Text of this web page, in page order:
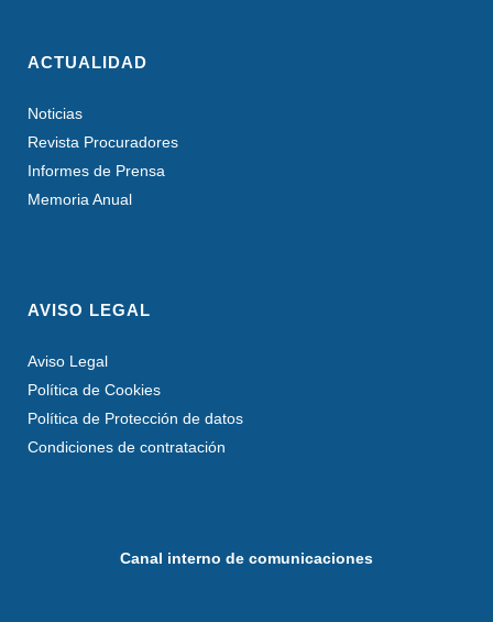
ACTUALIDAD
Noticias
Revista Procuradores
Informes de Prensa
Memoria Anual
AVISO LEGAL
Aviso Legal
Política de Cookies
Política de Protección de datos
Condiciones de contratación
Canal interno de comunicaciones